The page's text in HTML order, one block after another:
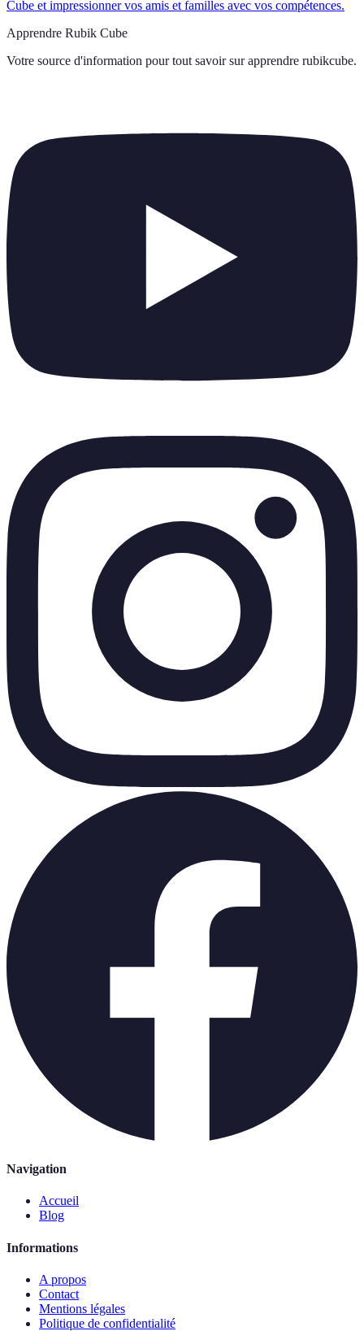
Cube et impressionner vos amis et familles avec vos compétences.
Apprendre Rubik Cube
Votre source d'information pour tout savoir sur apprendre rubikcube.
Navigation
Accueil
Blog
Informations
A propos
Contact
Mentions légales
Politique de confidentialité